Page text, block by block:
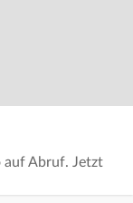
auf Abruf. Jetzt